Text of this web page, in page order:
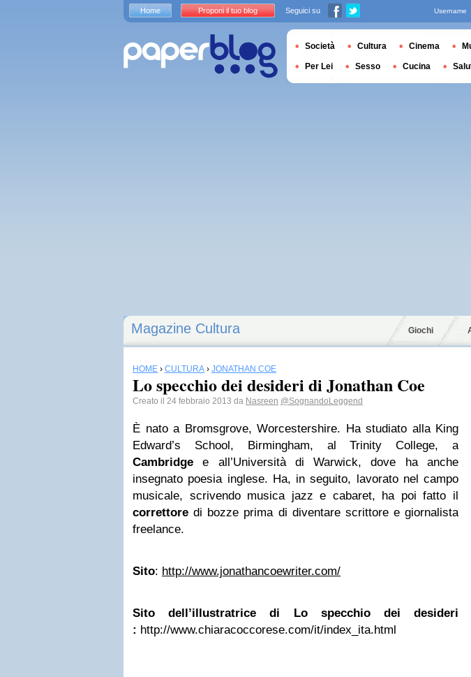
Magazine Cultura Giochi
HOME › CULTURA › JONATHAN COE
Lo specchio dei desideri di Jonathan Coe
Creato il 24 febbraio 2013 da Nasreen @SognandoLeggend
È nato a Bromsgrove, Worcestershire. Ha studiato alla King
Edward’s School, Birmingham, al Trinity College, a
Cambridge e all’Università di Warwick, dove ha anche
insegnato poesia inglese. Ha, in seguito, lavorato nel campo
musicale, scrivendo musica jazz e cabaret, ha poi fatto il
correttore di bozze prima di diventare scrittore e giornalista
freelance.
Sito: http://www.jonathancoewriter.com/
Sito dell’illustratrice di Lo specchio dei desideri
: http://www.chiaracoccorese.com/it/index_ita.html
Home Proponi il tuo blog Seguici su Username
Società Cultura Cinema
Per Lei Sesso Cucina